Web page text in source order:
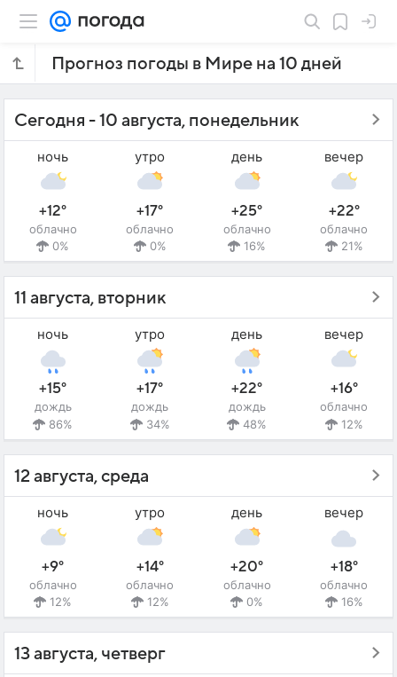
Прогноз погоды в Мире на 10 дней
Сегодня - 10 августа, понедельник
ночь
+12°
облачно
0%
утро
+17°
облачно
0%
день
+25°
облачно
16%
вечер
+22°
облачно
21%
11 августа, вторник
ночь
+15°
дождь
86%
утро
+17°
дождь
34%
день
+22°
дождь
48%
вечер
+16°
облачно
12%
12 августа, среда
ночь
+9°
облачно
12%
утро
+14°
облачно
12%
день
+20°
облачно
0%
вечер
+18°
облачно
16%
13 августа, четверг